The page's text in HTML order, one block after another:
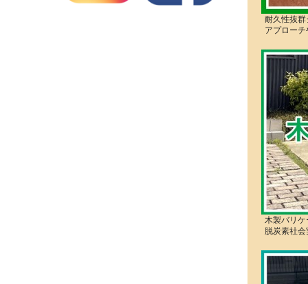
耐久性抜
アプロー
木製バリ
脱炭素社